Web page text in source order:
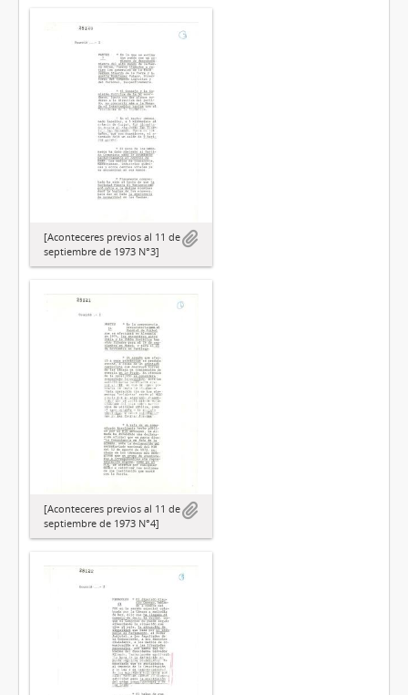
[Aconteceres previos al 11 de
septiembre de 1973 N°3]
[Aconteceres previos al 11 de
septiembre de 1973 N°4]